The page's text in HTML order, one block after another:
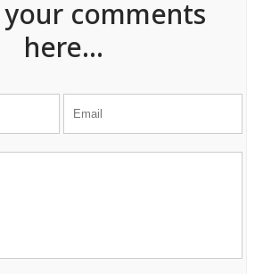
your comments
here...